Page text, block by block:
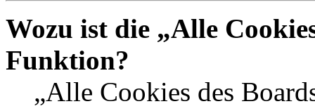
Wozu ist die „Alle
Funktion?
„Alle Cookies des